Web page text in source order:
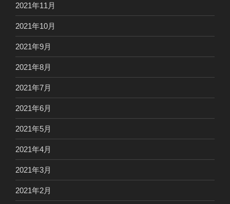
2021年11月
2021年10月
2021年9月
2021年8月
2021年7月
2021年6月
2021年5月
2021年4月
2021年3月
2021年2月